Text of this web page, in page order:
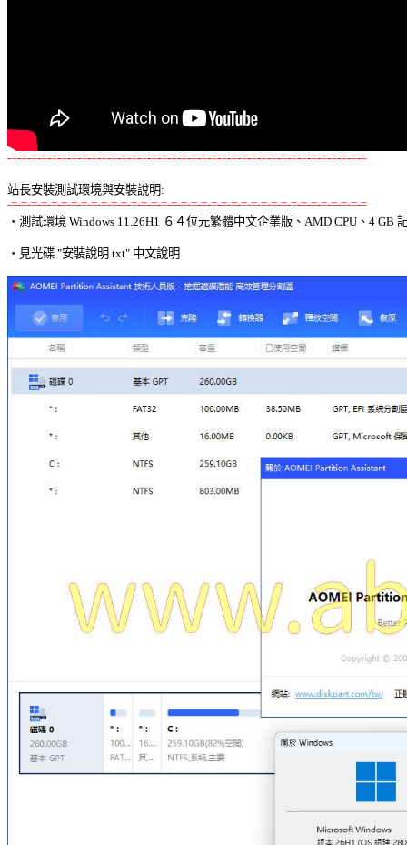
-=-=-=-=-=-=-=-=-=-=-=-=-=-=-=-=-=-=-=-=-=-=-=-=-=-=-=-=-=-=-=-=-=-=-=-=
站長安裝測試環境與安裝說明:
-=-=-=-=-=-=-=-=-=-=-=-=-=-=-=-=-=-=-=-=-=-=-=-=-=-=-=-=-=-=-=-=-=-=-=-=
‧測試環境 Windows 11.26H1 ６４位元繁體中文企業版、AMD CPU、4 GB
‧見光碟 "安裝說明.txt" 中文說明